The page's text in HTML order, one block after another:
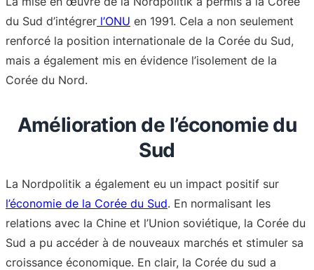
du Sud d’intégrer l’ONU en 1991. Cela a non seulement
renforcé la position internationale de la Corée du Sud,
mais a également mis en évidence l’isolement de la
Corée du Nord.
Amélioration de l’économie du
Sud
La Nordpolitik a également eu un impact positif sur
l’économie de la Corée du Sud. En normalisant les
relations avec la Chine et l’Union soviétique, la Corée du
Sud a pu accéder à de nouveaux marchés et stimuler sa
croissance économique. En clair, la Corée du sud a